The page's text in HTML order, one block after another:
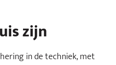
zijn
in de techniek, met